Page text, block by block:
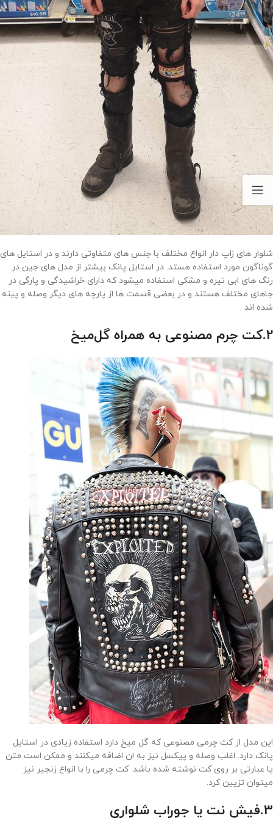
شلوار های زاپ دار انواع مختلف با جنس های متفاوتی دارند و در استایل های
گوناگون مورد استفاده هستد. در استایل پانک بیشتر از مدل های جین در
رنگ های ابی تیره و مشکی استفاده میشود که دارای خراشیدگی و پارگی در
جاهای مختلف هستند و در بعضی قسمت ها از پارچه های دیگر وصله و پینه
شده اند .
2.کت‌ چرم مصنوعی به همراه گل‌میخ
این مدل از کت چرمی مصنوعی که گل میخ دارد استفاده زیادی در استایل
پانک دارد. اغلب وصله و پیکسل نیز به ان اضافه میکنند و ممکن است متن
یا عبارتی بر روی کت نوشته شده باشد. کت چرمی را با انواع زنجیر نیز
میتوان تزیین کرد.
3.فیش نت یا جوراب شلواری